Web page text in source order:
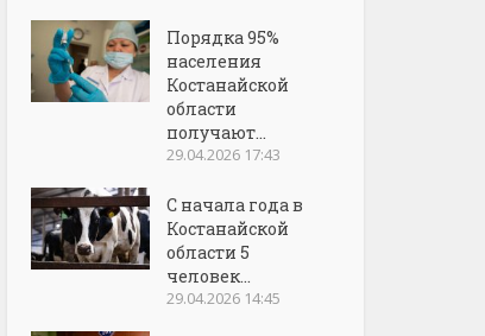
Порядка 95%
населения
Костанайской
области
получают...
29.04.2026 17:43
С начала года в
Костанайской
области 5
человек...
29.04.2026 14:45